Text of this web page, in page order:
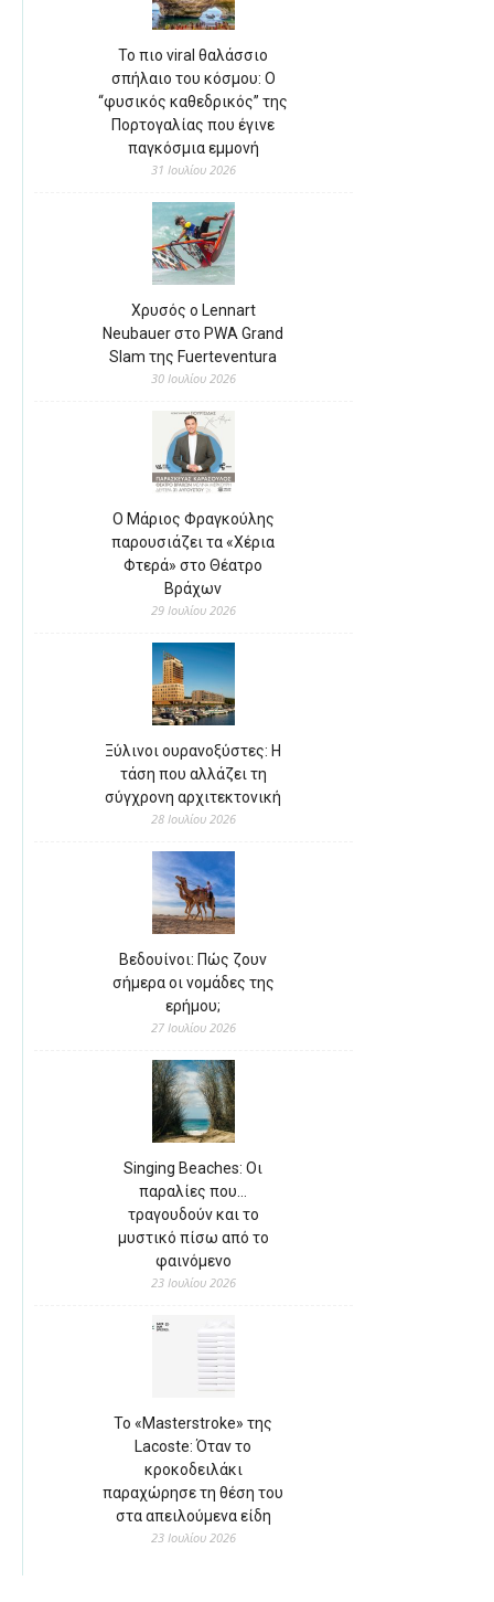
Το πιο viral θαλάσσιο
σπήλαιο του κόσμου: Ο
“φυσικός καθεδρικός” της
Πορτογαλίας που έγινε
παγκόσμια εμμονή
31 Ιουλίου 2026
Χρυσός ο Lennart
Neubauer στο PWA Grand
Slam της Fuerteventura
30 Ιουλίου 2026
Ο Μάριος Φραγκούλης
παρουσιάζει τα «Χέρια
Φτερά» στο Θέατρο
Βράχων
29 Ιουλίου 2026
Ξύλινοι ουρανοξύστες: Η
τάση που αλλάζει τη
σύγχρονη αρχιτεκτονική
28 Ιουλίου 2026
Βεδουίνοι: Πώς ζουν
σήμερα οι νομάδες της
ερήμου;
27 Ιουλίου 2026
Singing Beaches: Οι
παραλίες που…
τραγουδούν και το
μυστικό πίσω από το
φαινόμενο
23 Ιουλίου 2026
Το «Masterstroke» της
Lacoste: Όταν το
κροκοδειλάκι
παραχώρησε τη θέση του
στα απειλούμενα είδη
23 Ιουλίου 2026